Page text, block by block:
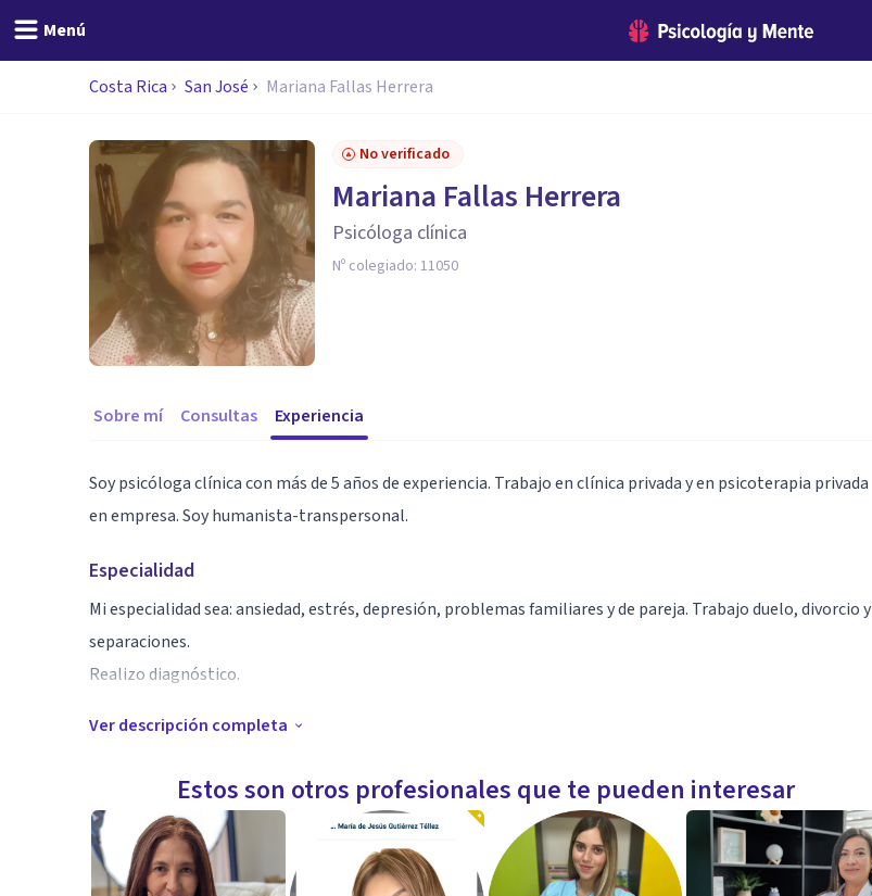
Menú
Costa Rica San José Mariana Fallas Herrera
No verificado
Mariana Fallas Herrera
Psicóloga clínica
Nº colegiado: 11050
Sobre mí Consultas Experiencia
Soy psicóloga clínica con más de 5 años de experiencia. Trabajo en clínica privada y en psicoterapia privada
en empresa. Soy humanista-transpersonal.
Especialidad
Mi especialidad sea: ansiedad, estrés, depresión, problemas familiares y de pareja. Trabajo duelo, divorcio y
separaciones.
Realizo diagnóstico.
Aptitudes
Ver descripción completa
Estos son otros profesionales que te pueden interesar